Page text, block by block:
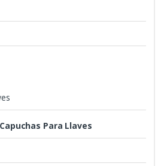
Para Llaves